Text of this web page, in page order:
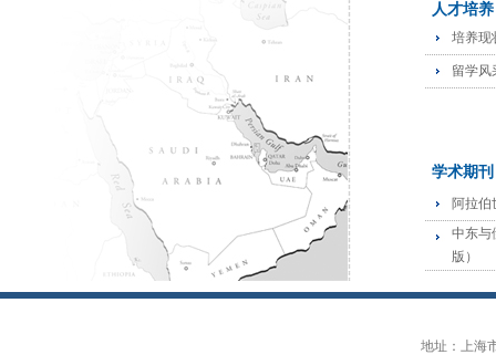
人才培养
培养现
留学风
学术期刊
阿拉伯
中东与
版）
地址：上海